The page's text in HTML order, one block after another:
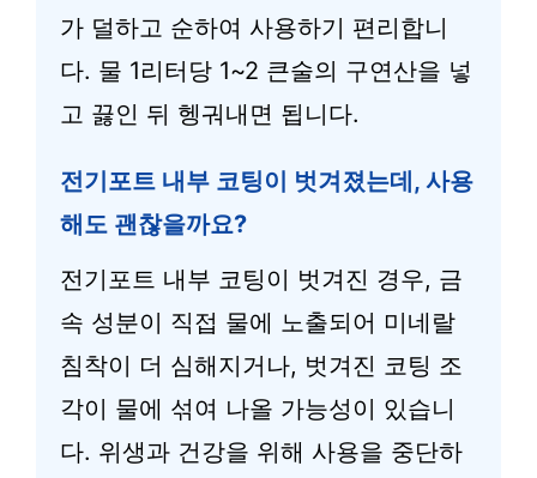
가 덜하고 순하여 사용하기 편리합니
다. 물 1리터당 1~2 큰술의 구연산을 넣
고 끓인 뒤 헹궈내면 됩니다.
전기포트 내부 코팅이 벗겨졌는데, 사용
해도 괜찮을까요?
전기포트 내부 코팅이 벗겨진 경우, 금
속 성분이 직접 물에 노출되어 미네랄
침착이 더 심해지거나, 벗겨진 코팅 조
각이 물에 섞여 나올 가능성이 있습니
다. 위생과 건강을 위해 사용을 중단하